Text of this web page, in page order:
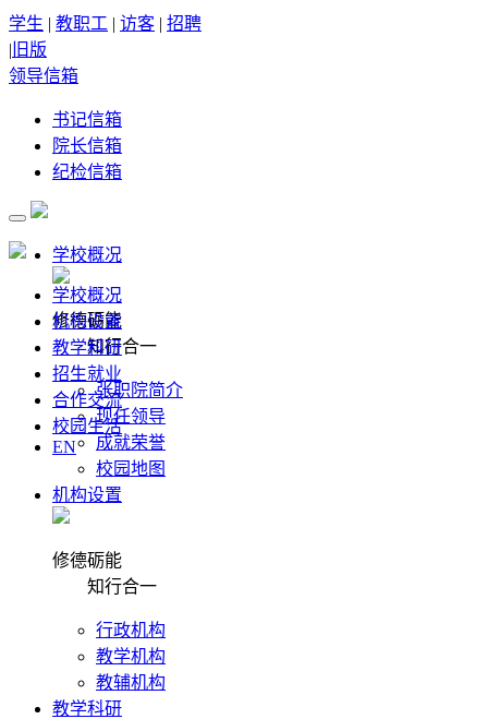
学生 | 教职工 | 访客 | 招聘
| 旧版
领导信箱
书记信箱
院长信箱
纪检信箱
学校概况
修德砺能
知行合一
张职院简介
现任领导
成就荣誉
校园地图
机构设置
修德砺能
知行合一
行政机构
教学机构
教辅机构
教学科研
学校概况
机构设置
教学科研
招生就业
合作交流
校园生活
EN